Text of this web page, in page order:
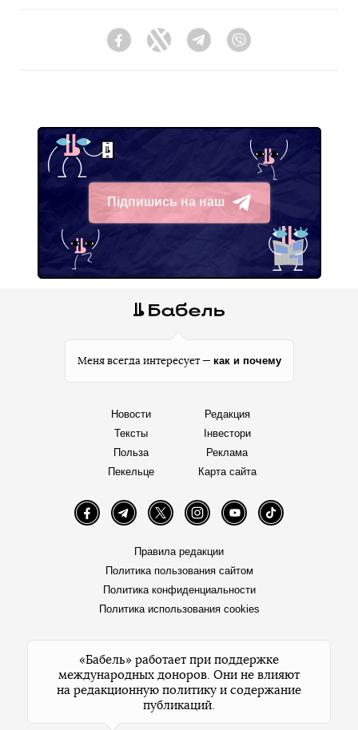
FacebookTwitter Telegram
Підпишись на наш
Telegram
Меня всегда интересует — как и почему
Новости
Тексты
Польза
Пекельце
Редакция
Інвестори
Реклама
Карта сайта
FacebookTelegramTwitter InstagramYouTube TikTok
Правила редакции
Политика пользования сайтом
Политика конфиденциальности
Политика использования cookies
«Бабель» работает при поддержке
международных доноров. Они не влияют
на редакционную политику и содержание
публикаций.